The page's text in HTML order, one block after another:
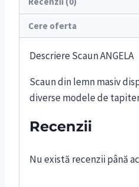
Cere oferta
Descriere Scaun ANGELA
Scaun din lemn masiv
diverse modele de
Recenzii
Nu există recenzii până